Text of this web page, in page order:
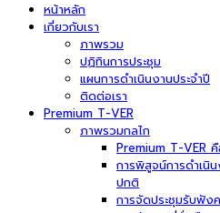
หน้าหลัก
เกี่ยวกับเรา
ภาพรวม
ปฏิทินการประชุม
แผนการดำเนินงานประจำปี
ติดต่อเรา
Premium T-VER
ภาพรวมกลไก
Premium T-VER คื
การพิสูจน์การดำเนิ
ปกติ
การจัดประชุมรับฟัง